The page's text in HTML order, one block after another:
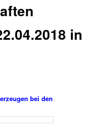
in
bei den